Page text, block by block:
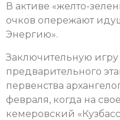
В активе «желто-
очков опережают
Энергию».
Заключительную игру
предварительного
первенства
февраля, когда на
кемеровский